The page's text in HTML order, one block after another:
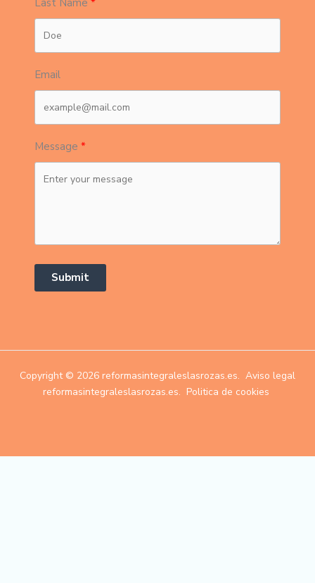
Email
Message
Submit
Copyright © 2026 reformasintegraleslasrozas.es. Aviso legal
reformasintegraleslasrozas.es. Politica de cookies